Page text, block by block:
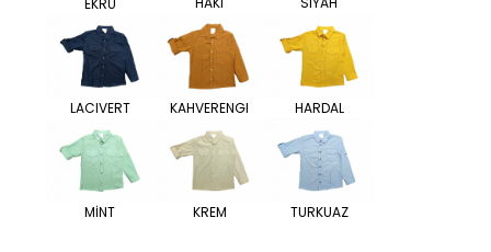
LACIVERT KAHVERENGI HARDAL
MİNT KREM TURKUAZ